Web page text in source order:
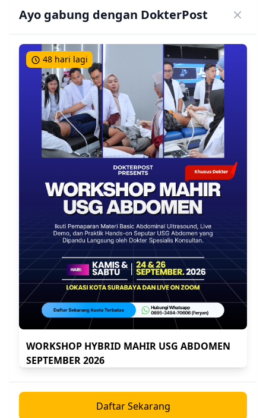
Misalnya nih, dosis bisoprolol kalau di jurnal luar
itu 1Ã—10 mg. Waduh, kalau belum apa-apa
sudah mulai dengan dosis sebesar itu yang ada
malah keluhan efek sampingnya yang muncul
duluan.
Kalau pasiennya nggak cerita, paling langsung
"2019 ganti dokter"
Untungnya kita punya prof Idrus dengan segala
pengalaman klinisnya selama puluhan tahun.
Begini pesan prof Idrus terkait dosis beta blocker
untuk pasien gagal jantungâ€¦
"Prinsip terapi peenyekat beta sebaiknya di awali
dengan dosis paling rendah dan dilakukan
upitration setiap dua hingga empat minggu sesuai
dengan toleransi pasien (start low, go slow)â€¦"
Jadi mulai dulu dengan dosis awal (rendah) trus
ditingkatkan terus sampai batas dosis yang dapat
ditoleransi pasien. Targetnya dosis sesuai uji klinis
di jurnal luar (dosis target), tapi kalau baru
setengah dosis target efek samping yang tidak
menyenangkan sudah muncul, turunkan dosisnya
ke dosis sebelumnya saat efek samping belum
muncul.
Di bukunya prof Idrus juga sudah dikasih tabel
untuk memandu kamu memulai terapi beta bloker
Ayo gabung dengan DokterPost
48 hari lagi
WORKSHOP HYBRID MAHIR USG ABDOMEN
SEPTEMBER 2026
Daftar Sekarang